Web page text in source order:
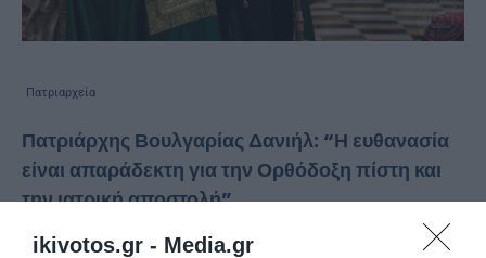
ikivotos.gr - Media.gr
Πατριαρχεία
Πατριάρχης Βουλγαρίας Δανιήλ: “Η ευθανασία
είναι απαράδεκτη για την Ορθόδοξη πίστη και
την ιατρική αποστολή”
από genneleni 13 Μαΐου 2026